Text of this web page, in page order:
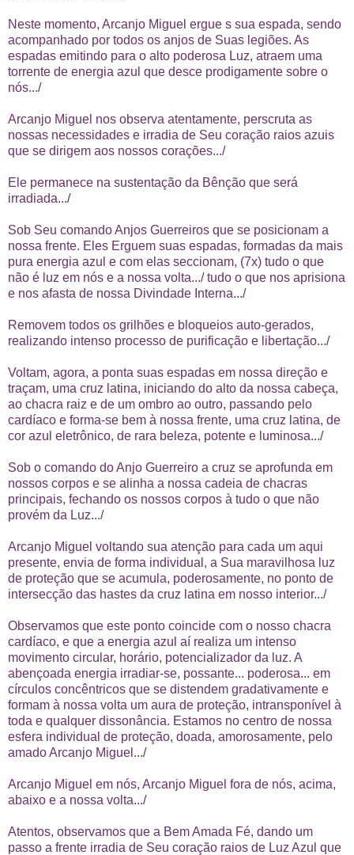
Neste momento, Arcanjo Miguel ergue s sua espada, sendo
acompanhado por todos os anjos de Suas legiões. As
espadas emitindo para o alto poderosa Luz, atraem uma
torrente de energia azul que desce prodigamente sobre o
nós.../
Arcanjo Miguel nos observa atentamente, perscruta as
nossas necessidades e irradia de Seu coração raios azuis
que se dirigem aos nossos corações.../
Ele permanece na sustentação da Bênção que será
irradiada.../
Sob Seu comando Anjos Guerreiros que se posicionam a
nossa frente. Eles Erguem suas espadas, formadas da mais
pura energia azul e com elas seccionam, (7x) tudo o que
não é luz em nós e a nossa volta.../ tudo o que nos aprisiona
e nos afasta de nossa Divindade Interna.../
Removem todos os grilhões e bloqueios auto-gerados,
realizando intenso processo de purificação e libertação.../
Voltam, agora, a ponta suas espadas em nossa direção e
traçam, uma cruz latina, iniciando do alto da nossa cabeça,
ao chacra raiz e de um ombro ao outro, passando pelo
cardíaco e forma-se bem à nossa frente, uma cruz latina, de
cor azul eletrônico, de rara beleza, potente e luminosa.../
Sob o comando do Anjo Guerreiro a cruz se aprofunda em
nossos corpos e se alinha a nossa cadeia de chacras
principais, fechando os nossos corpos à tudo o que não
provém da Luz.../
Arcanjo Miguel voltando sua atenção para cada um aqui
presente, envia de forma individual, a Sua maravilhosa luz
de proteção que se acumula, poderosamente, no ponto de
intersecção das hastes da cruz latina em nosso interior.../
Observamos que este ponto coincide com o nosso chacra
cardíaco, e que a energia azul aí realiza um intenso
movimento circular, horário, potencializador da luz. A
abençoada energia irradiar-se, possante... poderosa... em
círculos concêntricos que se distendem gradativamente e
formam à nossa volta um aura de proteção, intransponível à
toda e qualquer dissonância. Estamos no centro de nossa
esfera individual de proteção, doada, amorosamente, pelo
amado Arcanjo Miguel.../
Arcanjo Miguel em nós, Arcanjo Miguel fora de nós, acima,
abaixo e a nossa volta.../
Atentos, observamos que a Bem Amada Fé, dando um
passo a frente irradia de Seu coração raios de Luz Azul que